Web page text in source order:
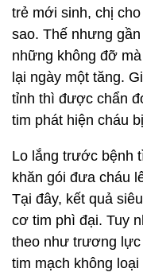
trẻ mới sinh, chị
sao. Thế nhưng
những không đỡ
lại ngày một tăng.
tỉnh thì được chẩn
tim phát hiện cháu
Lo lắng trước bệnh
khăn gói đưa cháu
Tại đây, kết quả
cơ tim phì đại. Tuy
theo như trương
tim mạch không